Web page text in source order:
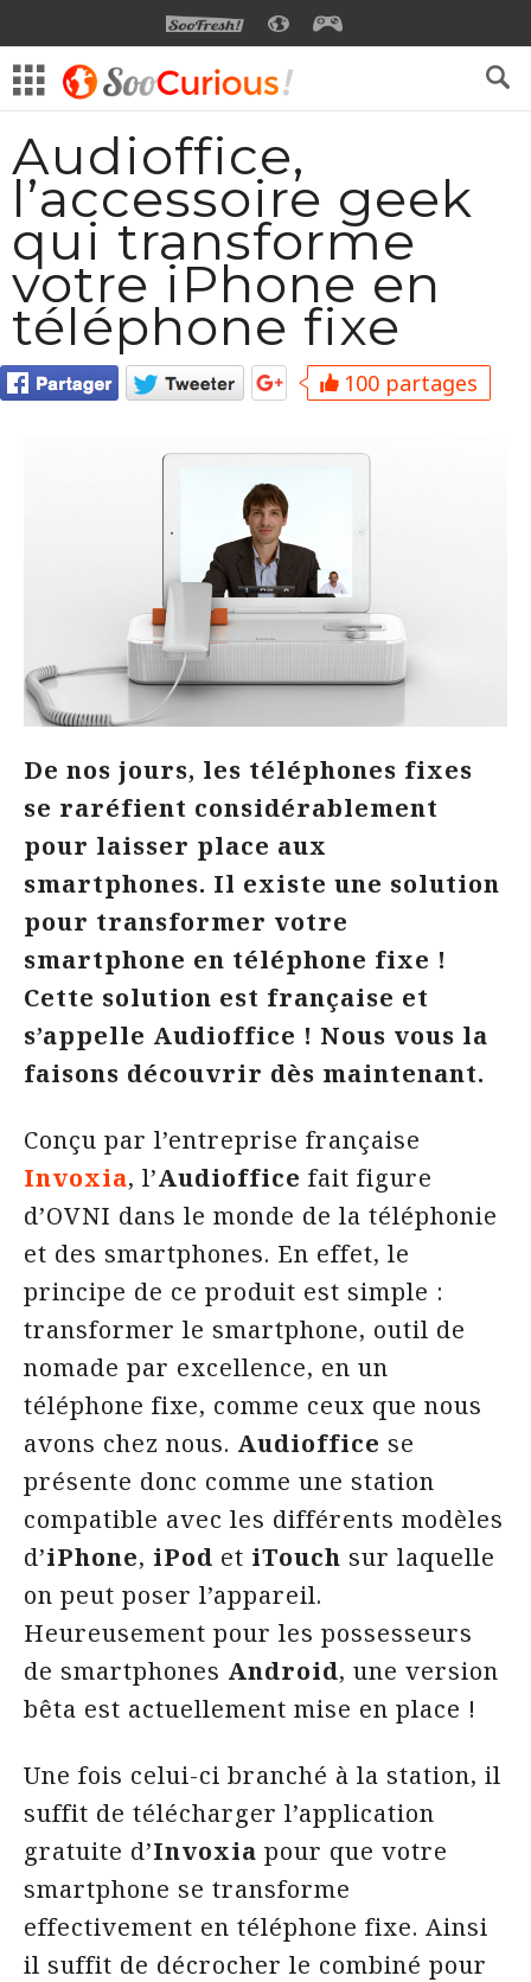
SOOFRESHSOOCURIOUS
Audioffice,
l’accessoire geek
qui transforme
votre iPhone en
téléphone fixe
100 partages
De nos jours, les téléphones fixes
se raréfient considérablement
pour laisser place aux
smartphones. Il existe une solution
pour transformer votre
smartphone en téléphone fixe !
Cette solution est française et
s’appelle Audioffice ! Nous vous la
faisons découvrir dès maintenant.
Conçu par l’entreprise française
Invoxia, l’Audioffice fait figure
d’OVNI dans le monde de la téléphonie
et des smartphones. En effet, le
principe de ce produit est simple :
transformer le smartphone, outil de
nomade par excellence, en un
téléphone fixe, comme ceux que nous
avons chez nous. Audioffice se
présente donc comme une station
compatible avec les différents modèles
d’iPhone, iPod et iTouch sur laquelle
on peut poser l’appareil.
Heureusement pour les possesseurs
de smartphones Android, une version
bêta est actuellement mise en place !
Une fois celui-ci branché à la station, il
suffit de télécharger l’application
gratuite d’Invoxia pour que votre
smartphone se transforme
effectivement en téléphone fixe. Ainsi
il suffit de décrocher le combiné pour